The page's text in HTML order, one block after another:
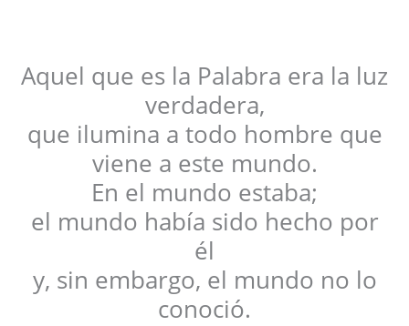
Aquel que es la Palabra era la luz
verdadera,
que ilumina a todo hombre que
viene a este mundo.
En el mundo estaba;
el mundo había sido hecho por
él
y, sin embargo, el mundo no lo
conoció.